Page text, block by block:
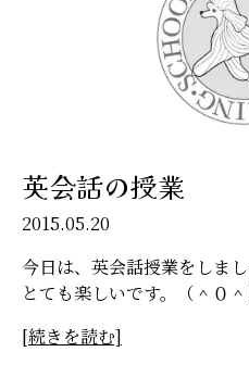
英会話の授業
2015.05.20
今日は、英会話授業をしま
とても楽しいです。（＾０＾
[続きを読む]